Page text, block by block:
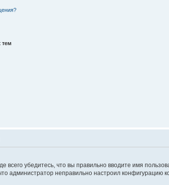
тем
всего убедитесь, что вы правильно вводите имя
администратор неправильно настроил конфигурацию